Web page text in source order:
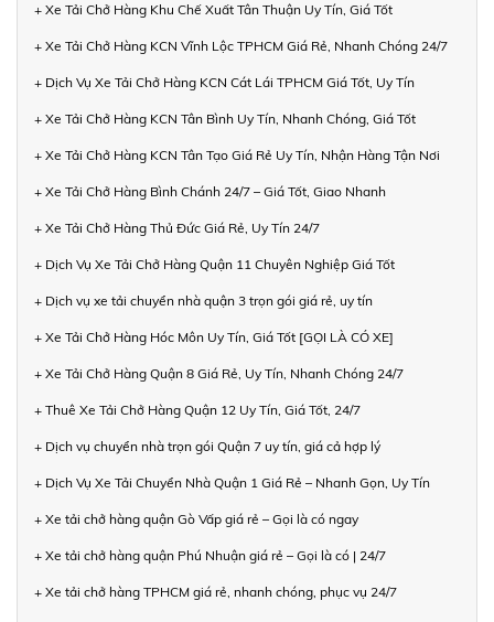
+ Xe Tải Chở Hàng Khu Chế Xuất Tân Thuận Uy Tín, Giá Tốt
+ Xe Tải Chở Hàng KCN Vĩnh Lộc TPHCM Giá Rẻ, Nhanh Chóng 24/7
+ Dịch Vụ Xe Tải Chở Hàng KCN Cát Lái TPHCM Giá Tốt, Uy Tín
+ Xe Tải Chở Hàng KCN Tân Bình Uy Tín, Nhanh Chóng, Giá Tốt
+ Xe Tải Chở Hàng KCN Tân Tạo Giá Rẻ Uy Tín, Nhận Hàng Tận Nơi
+ Xe Tải Chở Hàng Bình Chánh 24/7 – Giá Tốt, Giao Nhanh
+ Xe Tải Chở Hàng Thủ Đức Giá Rẻ, Uy Tín 24/7
+ Dịch Vụ Xe Tải Chở Hàng Quận 11 Chuyên Nghiệp Giá Tốt
+ Dịch vụ xe tải chuyển nhà quận 3 trọn gói giá rẻ, uy tín
+ Xe Tải Chở Hàng Hóc Môn Uy Tín, Giá Tốt [GỌI LÀ CÓ XE]
+ Xe Tải Chở Hàng Quận 8 Giá Rẻ, Uy Tín, Nhanh Chóng 24/7
+ Thuê Xe Tải Chở Hàng Quận 12 Uy Tín, Giá Tốt, 24/7
+ Dịch vụ chuyển nhà trọn gói Quận 7 uy tín, giá cả hợp lý
+ Dịch Vụ Xe Tải Chuyển Nhà Quận 1 Giá Rẻ – Nhanh Gọn, Uy Tín
+ Xe tải chở hàng quận Gò Vấp giá rẻ – Gọi là có ngay
+ Xe tải chở hàng quận Phú Nhuận giá rẻ – Gọi là có | 24/7
+ Xe tải chở hàng TPHCM giá rẻ, nhanh chóng, phục vụ 24/7